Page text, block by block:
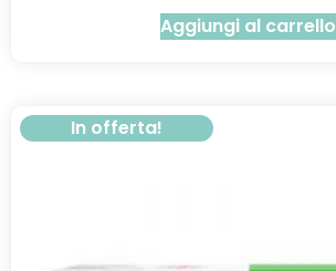
Aggiungi al carrello
In offerta!